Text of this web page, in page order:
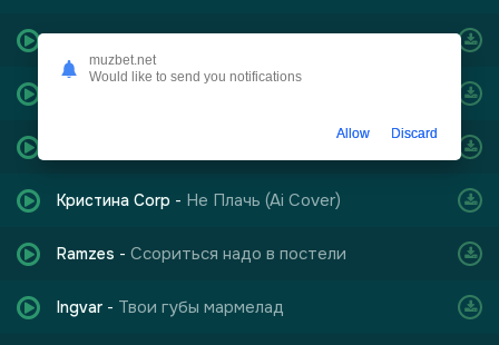
SFA-Я подарю тебе рассветы
Кристина Corp - Не Плачь (Ai Cover)
Ramzes - Ссориться надо в постели
Ingvar - Твои губы мармелад
muzbet.net
Would like to send you notifications
Allow Discard